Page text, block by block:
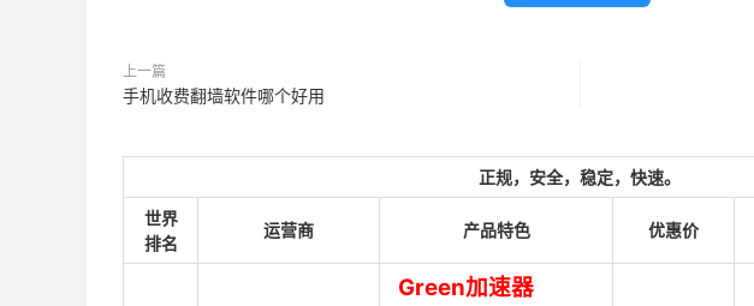
上一篇
手机收费翻墙软件哪个好用
正规，安全，稳定，快速。
世界
排名
运营商 产品特色 优惠价
Green加速器